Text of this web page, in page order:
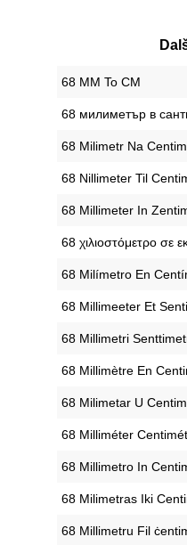
‎68 MM To CM
‎68 милиметър в
‎68 Milimetr Na
‎68 Nillimeter Til
‎68 Millimeter In
‎68 χιλιοστόμετρο σε
‎68 Milímetro En
‎68 Millimeeter Et
‎68 Millimetri
‎68 Millimètre En
‎68 Milimetar U
‎68 Milliméter
‎68 Millimetro In
‎68 Milimetras Iki
‎68 Millimetru Fil